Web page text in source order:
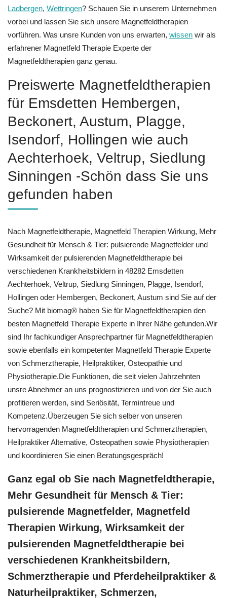
Ladbergen, Wettringen? Schauen Sie in unserem Unternehmen
vorbei und lassen Sie sich unsere Magnetfeldtherapien
vorführen. Was unsre Kunden von uns erwarten, wissen wir als
erfahrener Magnetfeld Therapie Experte der
Magnetfeldtherapien ganz genau.
Preiswerte Magnetfeldtherapien
für Emsdetten Hembergen,
Beckonert, Austum, Plagge,
Isendorf, Hollingen wie auch
Aechterhoek, Veltrup, Siedlung
Sinningen -Schön dass Sie uns
gefunden haben
Nach Magnetfeldtherapie, Magnetfeld Therapien Wirkung, Mehr
Gesundheit für Mensch & Tier: pulsierende Magnetfelder und
Wirksamkeit der pulsierenden Magnetfeldtherapie bei
verschiedenen Krankheitsbildern in 48282 Emsdetten
Aechterhoek, Veltrup, Siedlung Sinningen, Plagge, Isendorf,
Hollingen oder Hembergen, Beckonert, Austum sind Sie auf der
Suche? Mit biomag® haben Sie für Magnetfeldtherapien den
besten Magnetfeld Therapie Experte in Ihrer Nähe gefunden.Wir
sind Ihr fachkundiger Ansprechpartner für Magnetfeldtherapien
sowie ebenfalls ein kompetenter Magnetfeld Therapie Experte
von Schmerztherapie, Heilpraktiker, Osteopathie und
Physiotherapie.Die Funktionen, die seit vielen Jahrzehnten
unsre Abnehmer an uns prognostizieren und von der Sie auch
profitieren werden, sind Seriösität, Termintreue und
Kompetenz.Überzeugen Sie sich selber von unseren
hervorragenden Magnetfeldtherapien und Schmerztherapien,
Heilpraktiker Alternative, Osteopathen sowie Physiotherapien
und koordinieren Sie einen Beratungsgespräch!
Ganz egal ob Sie nach Magnetfeldtherapie,
Mehr Gesundheit für Mensch & Tier:
pulsierende Magnetfelder, Magnetfeld
Therapien Wirkung, Wirksamkeit der
pulsierenden Magnetfeldtherapie bei
verschiedenen Krankheitsbildern,
Schmerztherapie und Pferdeheilpraktiker &
Naturheilpraktiker, Schmerzen,